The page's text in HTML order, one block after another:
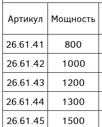
Артикул
Мощность
26.61.41
800
26.61.42
1000
26.61.43
1200
26.61.44
1300
26.61.45
1500